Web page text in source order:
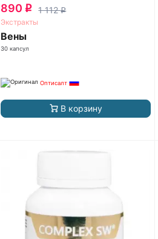
890 q 1 112q
Экстракты
Вены
30 капсул
Оптисалт
В корзину